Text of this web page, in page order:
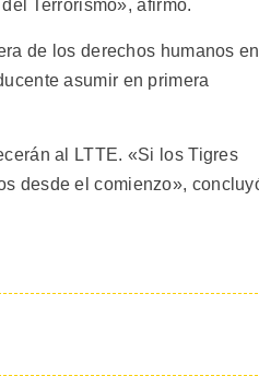
Terrorismo», afirmó.
de los derechos humanos en
asumir en primera
al LTTE. «Si los Tigres
desde el comienzo»,